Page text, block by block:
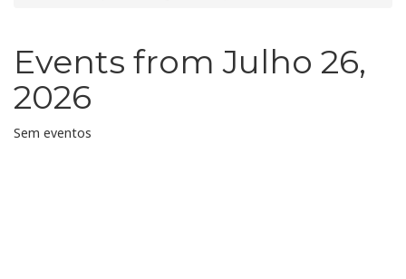
Events from Julho 26,
2026
Sem eventos